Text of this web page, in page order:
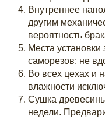
Внутреннее
другим
вероятность
Места
саморезов: не
Во всех цехах и
влажности
Сушка
недели.